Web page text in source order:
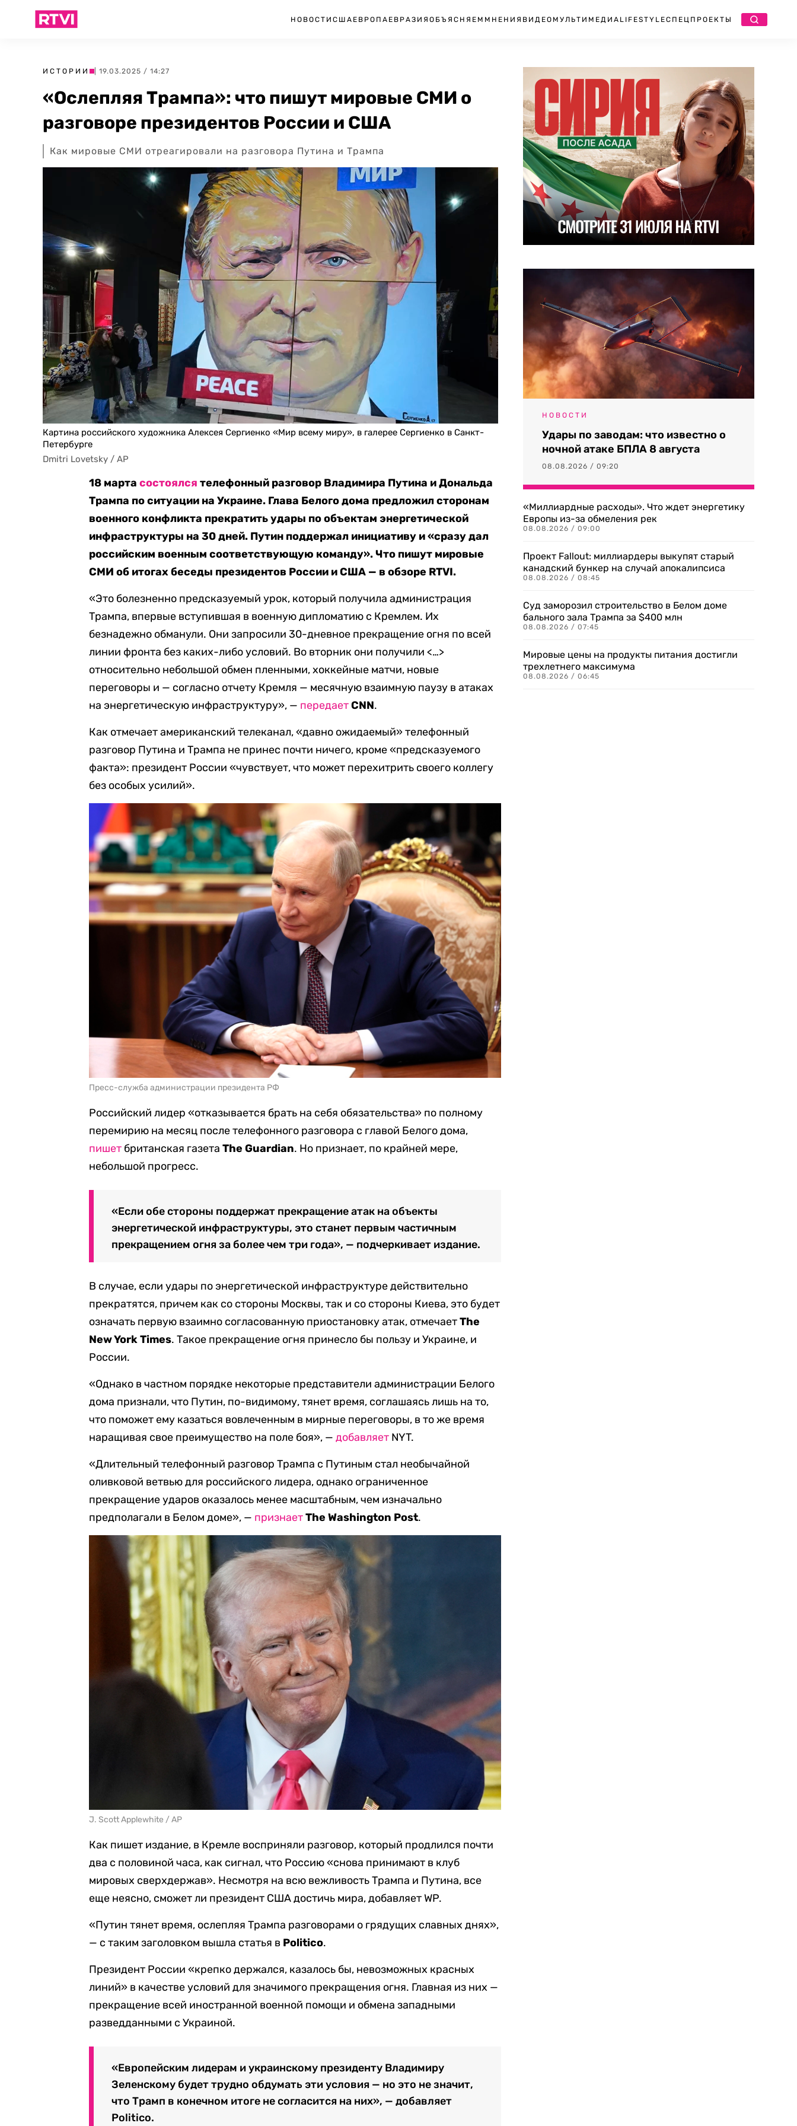
НОВОСТИ США ЕВРОПА ЕВРАЗИЯ ОБЪЯСНЯЕМ МНЕНИЯ ВИДЕО МУЛЬТИМЕДИА LIFESTYLEСПЕЦПРОЕКТЫ
ИСТОРИИ | 19.03.2025 / 14:27
«Ослепляя Трампа»: что пишут мировые СМИ о
разговоре президентов России и США
Как мировые СМИ отреагировали на разговора Путина и Трампа
Картина российского художника Алексея Сергиенко «Мир всему миру», в галерее Сергиенко в Санкт-
Петербурге
Dmitri Lovetsky / AP
18 марта состоялся телефонный разговор Владимира Путина и Дональда
Трампа по ситуации на Украине. Глава Белого дома предложил сторонам
военного конфликта прекратить удары по объектам энергетической
инфраструктуры на 30 дней. Путин поддержал инициативу и «сразу дал
российским военным соответствующую команду». Что пишут мировые
СМИ об итогах беседы президентов России и США — в обзоре RTVI.
«Это болезненно предсказуемый урок, который получила администрация
Трампа, впервые вступившая в военную дипломатию с Кремлем. Их
безнадежно обманули. Они запросили 30-дневное прекращение огня по всей
линии фронта без каких-либо условий. Во вторник они получили <…>
относительно небольшой обмен пленными, хоккейные матчи, новые
переговоры и — согласно отчету Кремля — месячную взаимную паузу в атаках
на энергетическую инфраструктуру», — передаетCNN.
Как отмечает американский телеканал, «давно ожидаемый» телефонный
разговор Путина и Трампа не принес почти ничего, кроме «предсказуемого
факта»: президент России «чувствует, что может перехитрить своего коллегу
без особых усилий».
Пресс-служба администрации президента РФ
Российский лидер «отказывается брать на себя обязательства» по полному
перемирию на месяц после телефонного разговора с главой Белого дома,
пишет британская газета The Guardian. Но признает, по крайней мере,
небольшой прогресс.
«Если обе стороны поддержат прекращение атак на объекты
энергетической инфраструктуры, это станет первым частичным
прекращением огня за более чем три года», — подчеркивает издание.
В случае, если удары по энергетической инфраструктуре действительно
прекратятся, причем как со стороны Москвы, так и со стороны Киева, это будет
означать первую взаимно согласованную приостановку атак, отмечаетThe
NewYorkTimes. Такое прекращение огня принесло бы пользу и Украине, и
России.
«Однако в частном порядке некоторые представители администрации Белого
дома признали, что Путин, по-видимому, тянет время, соглашаясь лишь на то,
что поможет ему казаться вовлеченным в мирные переговоры, в то же время
наращивая свое преимущество на поле боя», — добавляет NYT.
«Длительный телефонный разговор Трампа с Путиным стал необычайной
оливковой ветвью для российского лидера, однако ограниченное
прекращение ударов оказалось менее масштабным, чем изначально
предполагали в Белом доме», — признаетThe Washington Post.
J. Scott Applewhite / AP
Как пишет издание, в Кремле восприняли разговор, который продлился почти
два с половиной часа, как сигнал, что Россию «снова принимают в клуб
мировых сверхдержав». Несмотря на всю вежливость Трампа и Путина, все
еще неясно, сможет ли президент США достичь мира, добавляет WP.
«Путин тянет время, ослепляя Трампа разговорами о грядущих славных днях»,
— с таким заголовком вышла статья в Politico.
Президент России «крепко держался, казалось бы, невозможных красных
линий» в качестве условий для значимого прекращения огня. Главная из них —
прекращение всей иностранной военной помощи и обмена западными
разведданными с Украиной.
«Европейским лидерам и украинскому президенту Владимиру
Зеленскому будет трудно обдумать эти условия — но это не значит,
что Трамп в конечном итоге не согласится на них», — добавляет
Politico.
НОВОСТИ
Удары по заводам: что известно о
ночной атаке БПЛА 8 августа
08.08.2026 / 09:20
«Миллиардные расходы». Что ждет энергетику
Европы из-за обмеления рек
08.08.2026 / 09:00
Проект Fallout: миллиардеры выкупят старый
канадский бункер на случай апокалипсиса
08.08.2026 / 08:45
Суд заморозил строительство в Белом доме
бального зала Трампа за $400 млн
08.08.2026 / 07:45
Мировые цены на продукты питания достигли
трехлетнего максимума
08.08.2026 / 06:45